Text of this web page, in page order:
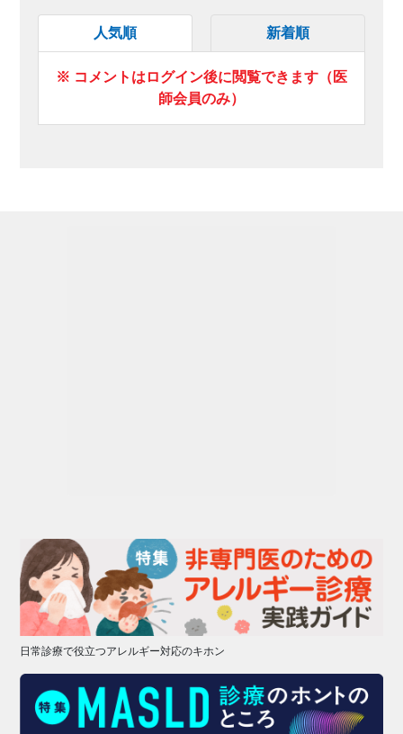
人気順 新着順
※ コメントはログイン後に閲覧できます（医
師会員のみ）
日常診療で役立つアレルギー対応のキホン